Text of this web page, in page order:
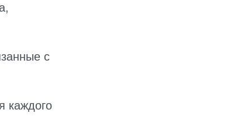
с
каждого